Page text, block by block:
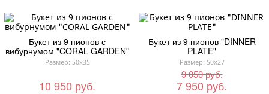
Букет из 9 пионов с
вибурнумом "CORAL GARDEN"
Размер: 50x35
10 950 руб.
Букет из 9 пионов "DINNER
PLATE"
Размер: 50x27
9 050 руб.
7 950 руб.